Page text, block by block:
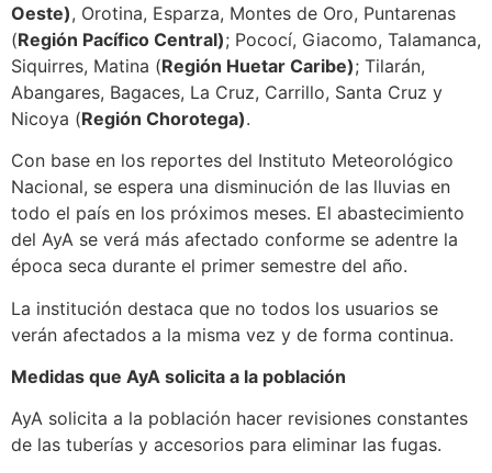
Oeste), Orotina, Esparza, Montes de Oro, Puntarenas
(Región Pacífico Central); Pococí, Giacomo, Talamanca,
Siquirres, Matina (Región Huetar Caribe); Tilarán,
Abangares, Bagaces, La Cruz, Carrillo, Santa Cruz y
Nicoya (Región Chorotega).
Con base en los reportes del Instituto Meteorológico
Nacional, se espera una disminución de las lluvias en
todo el país en los próximos meses. El abastecimiento
del AyA se verá más afectado conforme se adentre la
época seca durante el primer semestre del año.
La institución destaca que no todos los usuarios se
verán afectados a la misma vez y de forma continua.
Medidas que AyA solicita a la población
AyA solicita a la población hacer revisiones constantes
de las tuberías y accesorios para eliminar las fugas.